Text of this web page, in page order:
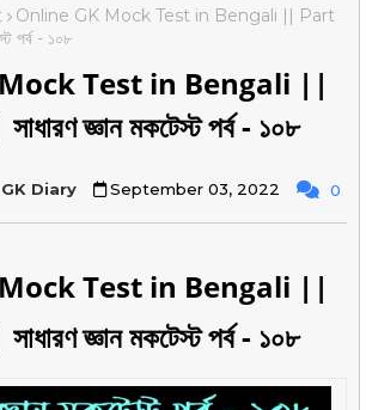
Online GK Mock Test in Bengali || Part
পর্ব - ১০৮
Test in Bengali ||
জ্ঞান মকটেস্ট পর্ব - ১০৮
Diary September 03, 2022 0
Test in Bengali ||
জ্ঞান মকটেস্ট পর্ব - ১০৮